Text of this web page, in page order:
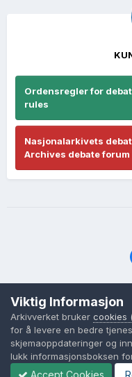
Ordensregler for
rules
Nasjonalarkivets
Archives debate forum
Cookies
Powered
Viktig Informasjon
Arkivverket bruker cookies
for å levere en bedre
skjemaoppdateringer og
lukk informasjonsboksen
Accept Cookies